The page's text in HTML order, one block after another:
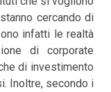
cercando di
infatti le realtà
di corporate
di investimento
Inoltre, secondo i